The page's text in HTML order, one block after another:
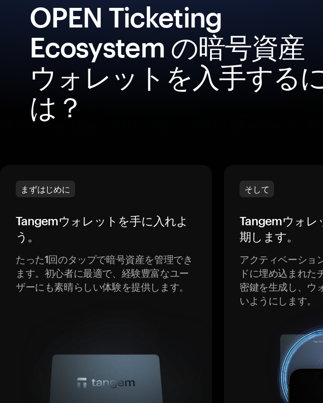
OPEN Ticketing
Ecosystem の暗号資産
ウォレットを入手するに
は？
まずはじめに
Tangemウォレットを手に入れよ
う。
たった1回のタップで暗号資産を管理でき
ます。初心者に最適で、経験豊富なユー
ザーにも素晴らしい体験を提供します。
そして
Tangemウォレ
期します。
アクティベーショ
ドに埋め込まれた
密鍵を生成し、ウ
いようにします。